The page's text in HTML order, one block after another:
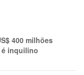
400 milhões
inquilino